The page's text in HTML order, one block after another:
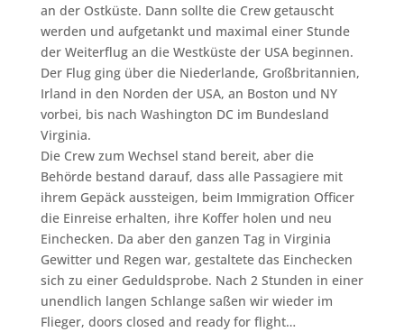
an der Ostküste. Dann sollte die Crew getauscht
werden und aufgetankt und maximal einer Stunde
der Weiterflug an die Westküste der USA beginnen.
Der Flug ging über die Niederlande, Großbritannien,
Irland in den Norden der USA, an Boston und NY
vorbei, bis nach Washington DC im Bundesland
Virginia.
Die Crew zum Wechsel stand bereit, aber die
Behörde bestand darauf, dass alle Passagiere mit
ihrem Gepäck aussteigen, beim Immigration Officer
die Einreise erhalten, ihre Koffer holen und neu
Einchecken. Da aber den ganzen Tag in Virginia
Gewitter und Regen war, gestaltete das Einchecken
sich zu einer Geduldsprobe. Nach 2 Stunden in einer
unendlich langen Schlange saßen wir wieder im
Flieger, doors closed and ready for flight…